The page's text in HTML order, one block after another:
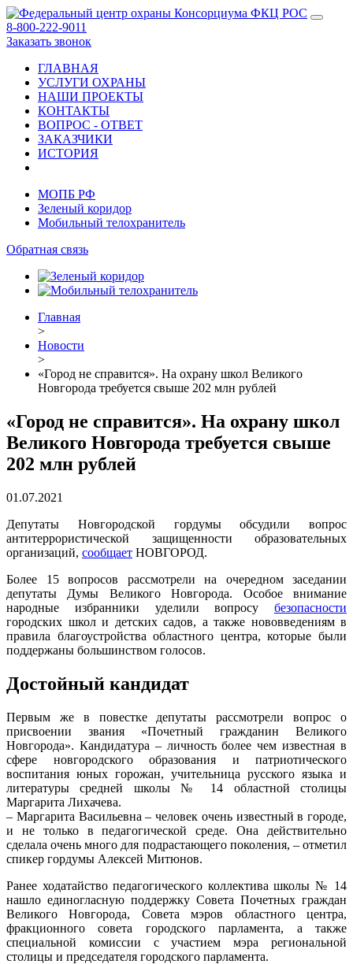
8-800-222-9011
Заказать звонок
ГЛАВНАЯ
УСЛУГИ ОХРАНЫ
НАШИ ПРОЕКТЫ
КОНТАКТЫ
ВОПРОС - ОТВЕТ
ЗАКАЗЧИКИ
ИСТОРИЯ
МОПБ РФ
Зеленый коридор
Мобильный телохранитель
Обратная связь
Главная
>
Новости
>
«Город не справится». На охрану школ Великого
Новгорода требуется свыше 202 млн рублей
«Город не справится». На охрану школ
Великого Новгорода требуется свыше
202 млн рублей
01.07.2021
Депутаты Новгородской гордумы обсудили вопрос
антитеррористической защищенности образовательных
организаций, сообщает НОВГОРОД.
Более 15 вопросов рассмотрели на очередном заседании
депутаты Думы Великого Новгорода. Особое внимание
народные избранники уделили вопросу безопасности
городских школ и детских садов, а также нововведениям в
правила благоустройства областного центра, которые были
поддержаны большинством голосов.
Достойный кандидат
Первым же в повестке депутаты рассмотрели вопрос о
присвоении звания «Почетный гражданин Великого
Новгорода». Кандидатура – личность более чем известная в
сфере новгородского образования и патриотического
воспитания юных горожан, учительница русского языка и
литературы средней школы № 14 областной столицы
Маргарита Лихачева.
– Маргарита Васильевна – человек очень известный в городе,
и не только в педагогической среде. Она действительно
сделала очень много для подрастающего поколения, – отметил
спикер гордумы Алексей Митюнов.
Ранее ходатайство педагогического коллектива школы № 14
нашло единогласную поддержку Совета Почетных граждан
Великого Новгорода, Совета мэров областного центра,
фракционного совета городского парламента, а также
специальной комиссии с участием мэра региональной
столицы и председателя городского парламента.